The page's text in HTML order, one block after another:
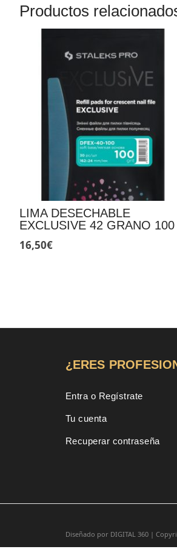
Productos
LIMA DESECHABLE
EXCLUSIVE 42 GRANO 100
16,50€
¿ERES
Entra o Regístrate
Tu cuenta
Recuperar contraseña
Diseñado por DIGITAL 360 |